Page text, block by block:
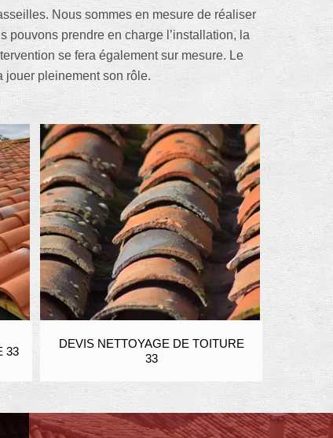
Nous sommes en mesure de réaliser
pouvons prendre en charge l’installation, la
se fera également sur mesure. Le
jouer pleinement son rôle.
33
DEVIS NETTOYAGE DE TOITURE
33